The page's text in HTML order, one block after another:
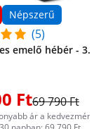
Népszerű
(5)
emelő hébér -
Ft69 790 Ft
ár a kedvezményt